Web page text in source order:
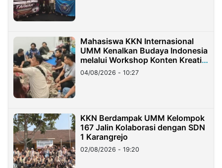
Mahasiswa KKN Internasional
UMM Kenalkan Budaya Indonesia
melalui Workshop Konten Kreatif
di Taiwan
04/08/2026 - 10:27
KKN Berdampak UMM Kelompok
167 Jalin Kolaborasi dengan SDN
1 Karangrejo
02/08/2026 - 19:20